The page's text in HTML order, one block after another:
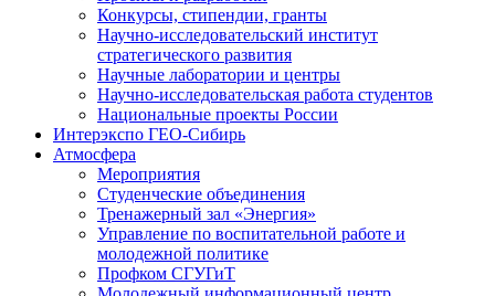
Конкурсы, стипендии, гранты
Научно-исследовательский институт
стратегического развития
Научные лаборатории и центры
Научно-исследовательская работа студентов
Национальные проекты России
Интерэкспо ГЕО-Сибирь
Атмосфера
Мероприятия
Студенческие объединения
Тренажерный зал «Энергия»
Управление по воспитательной работе и
молодежной политике
Профком СГУГиТ